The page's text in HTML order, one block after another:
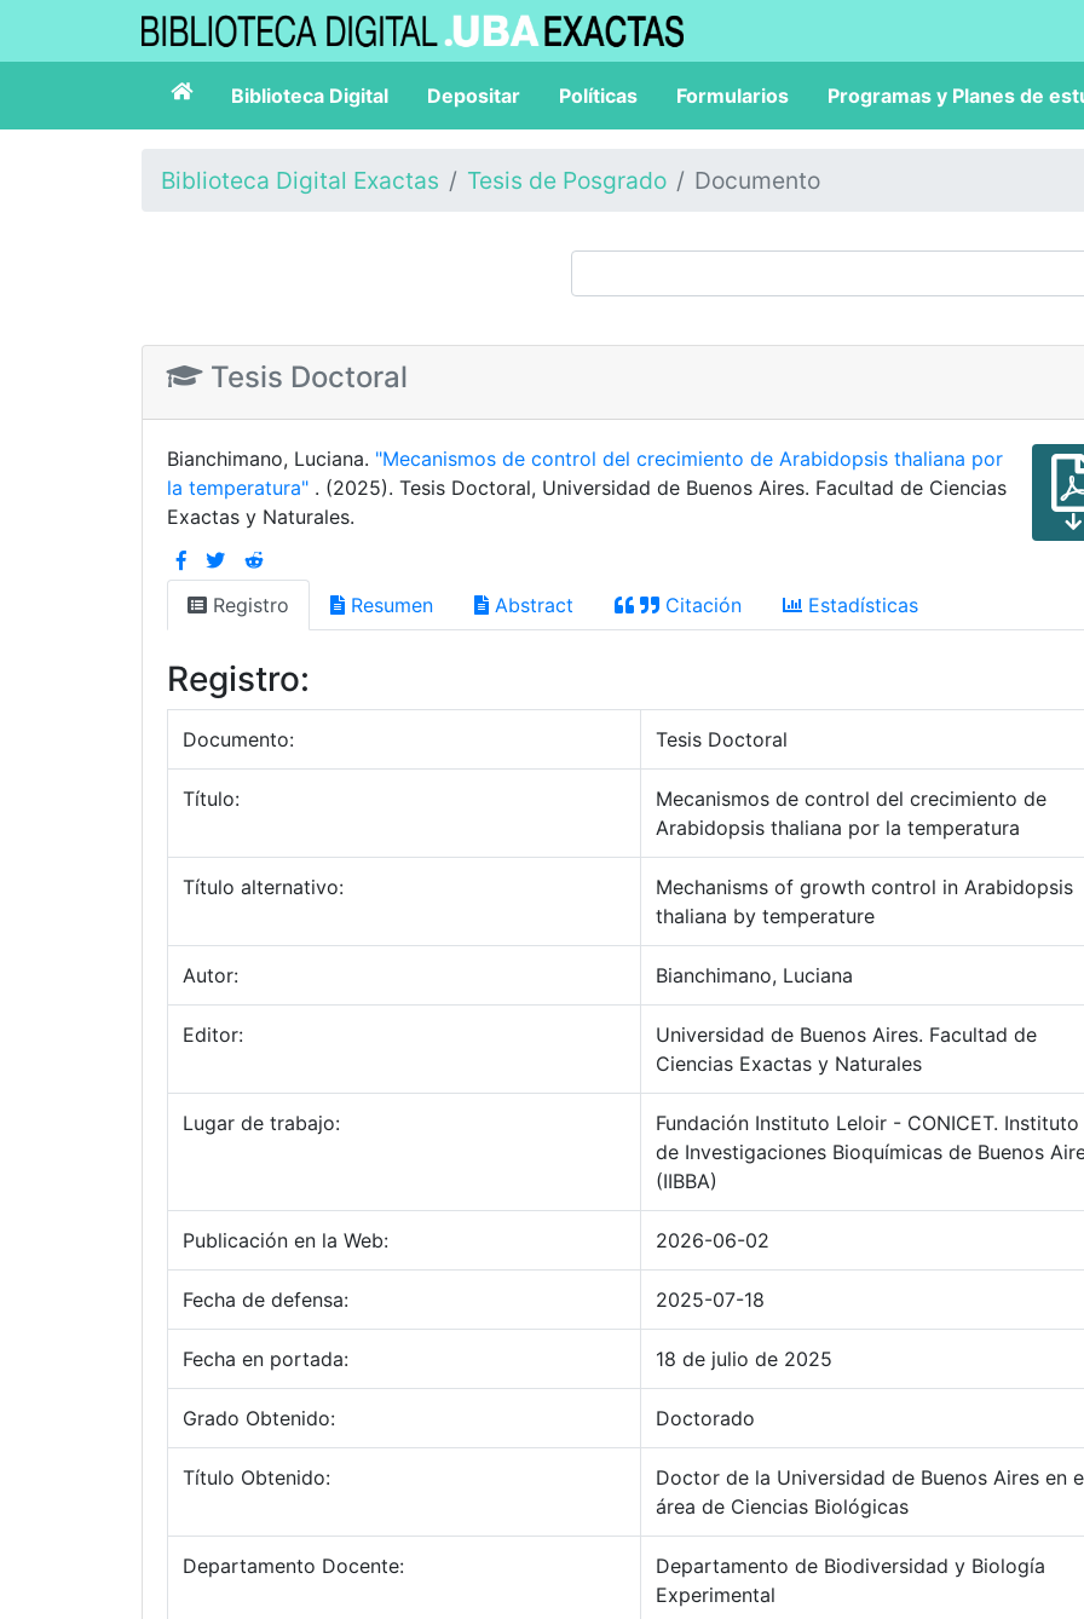
Biblioteca Digital Depositar Políticas Formularios Programas y Planes de
Biblioteca Digital Exactas Tesis de Posgrado Documento
Tesis Doctoral
Bianchimano, Luciana. "Mecanismos de control del crecimiento de Arabidopsis thaliana por
la temperatura" . (2025). Tesis Doctoral, Universidad de Buenos Aires. Facultad de Ciencias
Exactas y Naturales.
Registro Resumen Abstract Citación Estadísticas
Registro:
Documento: Tesis Doctoral
Título:
Mecanismos de control del crecimiento de
Arabidopsis thaliana por la temperatura
Título alternativo:
Mechanisms of growth control in Arabidopsis
thaliana by temperature
Autor: Bianchimano, Luciana
Editor:
Universidad de Buenos Aires. Facultad de
Ciencias Exactas y Naturales
Lugar de trabajo:
Fundación Instituto Leloir - CONICET. Instituto
de Investigaciones Bioquímicas de Buenos
(IIBBA)
Publicación en la Web: 2026-06-02
Fecha de defensa: 2025-07-18
Fecha en portada: 18 de julio de 2025
Grado Obtenido: Doctorado
Título Obtenido:
Doctor de la Universidad de Buenos Aires en
área de Ciencias Biológicas
Departamento Docente:
Departamento de Biodiversidad y Biología
Experimental